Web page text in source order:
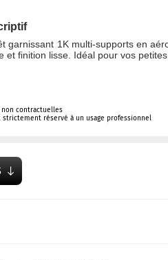
garnissant 1K multi-supports en
et finition lisse. Idéal pour vos
non contractuelles
strictement réservé à un usage professionnel